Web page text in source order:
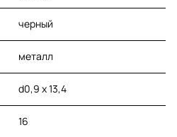
черный
металл
d0,9 х 13,4
16